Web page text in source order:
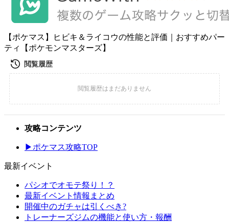
【ポケマス】ヒビキ＆ライコウの性能と評価｜おすすめパー
ティ【ポケモンマスターズ】
攻略コンテンツ
▶ポケマス攻略TOP
最新イベント
パシオでオモテ祭り！？
最新イベント情報まとめ
開催中のガチャは引くべき?
トレーナーズジムの機能と使い方・報酬